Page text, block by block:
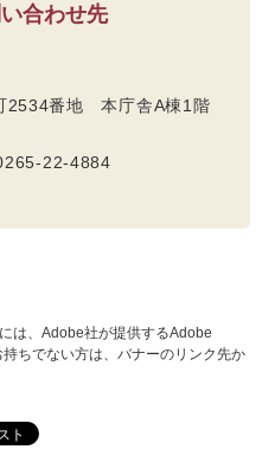
合わせ先
番地 本庁舎A棟1階
22-4884
は、Adobe社が提供するAdobe
ちでない方は、バナーのリンク先か